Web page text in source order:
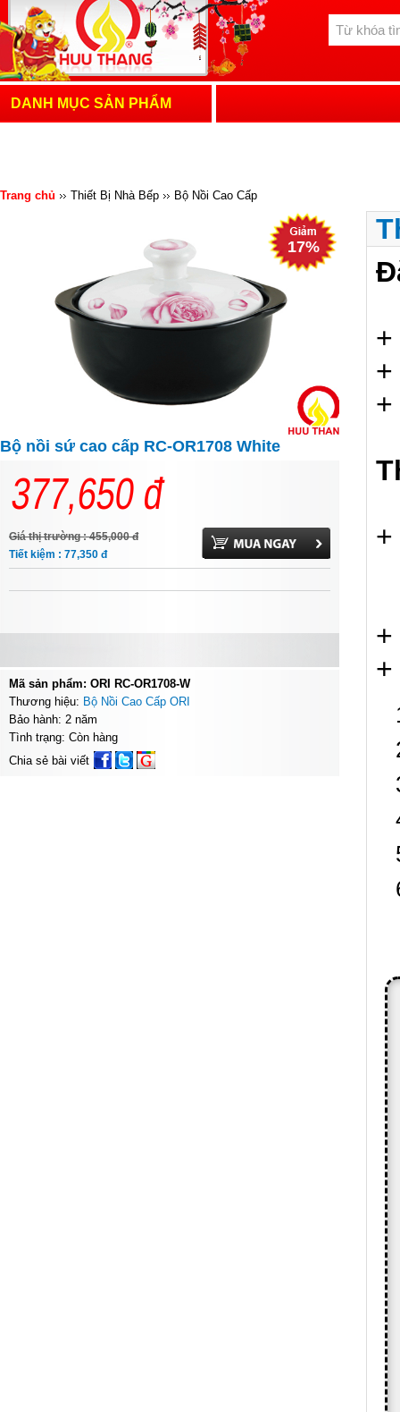
DANH MỤC SẢN PHẨM
Trang chủ Thiết Bị Nhà Bếp Bộ Nồi Cao Cấp
17%
Bộ nồi sứ cao cấp RC-OR1708 White
377,650đ
Giá thị trường : 455,000đ
Tiết kiệm : 77,350 đ
Mã sản phẩm: ORI RC-OR1708-W
Thương hiệu: Bộ Nồi Cao Cấp ORI
Bảo hành: 2 năm
Tình trạng: Còn hàng
Chia sẻ bài viết
+
+
+
+
+